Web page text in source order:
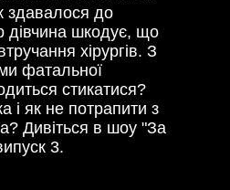
здавалося до
дівчина шкодує, що
хірургів. З
фатальної
стикатися?
і як не потрапити з
Дивіться в шоу "За
3.